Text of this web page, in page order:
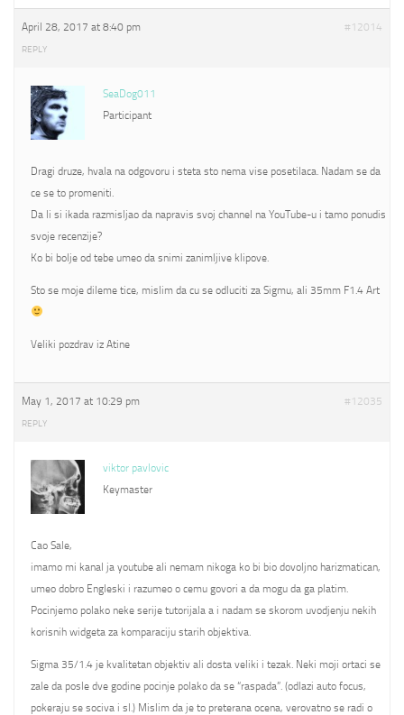
April 28, 2017 at 8:40 pm #12014
REPLY
SeaDog011
Participant
Dragi druze, hvala na odgovoru i steta sto nema vise posetilaca. Nadam se da
ce se to promeniti.
Da li si ikada razmisljao da napravis svoj channel na YouTube-u i tamo ponudis
svoje recenzije?
Ko bi bolje od tebe umeo da snimi zanimljive klipove.
Sto se moje dileme tice, mislim da cu se odluciti za Sigmu, ali 35mm F1.4 Art
Veliki pozdrav iz Atine
May 1, 2017 at 10:29 pm #12035
REPLY
viktor pavlovic
Keymaster
Cao Sale,
imamo mi kanal ja youtube ali nemam nikoga ko bi bio dovoljno harizmatican,
umeo dobro Engleski i razumeo o cemu govori a da mogu da ga platim.
Pocinjemo polako neke serije tutorijala a i nadam se skorom uvodjenju nekih
korisnih widgeta za komparaciju starih objektiva.
Sigma 35/1.4 je kvalitetan objektiv ali dosta veliki i tezak. Neki moji ortaci se
zale da posle dve godine pocinje polako da se “raspada”. (odlazi auto focus,
pokeraju se sociva i sl.) Mislim da je to preterana ocena, verovatno se radi o